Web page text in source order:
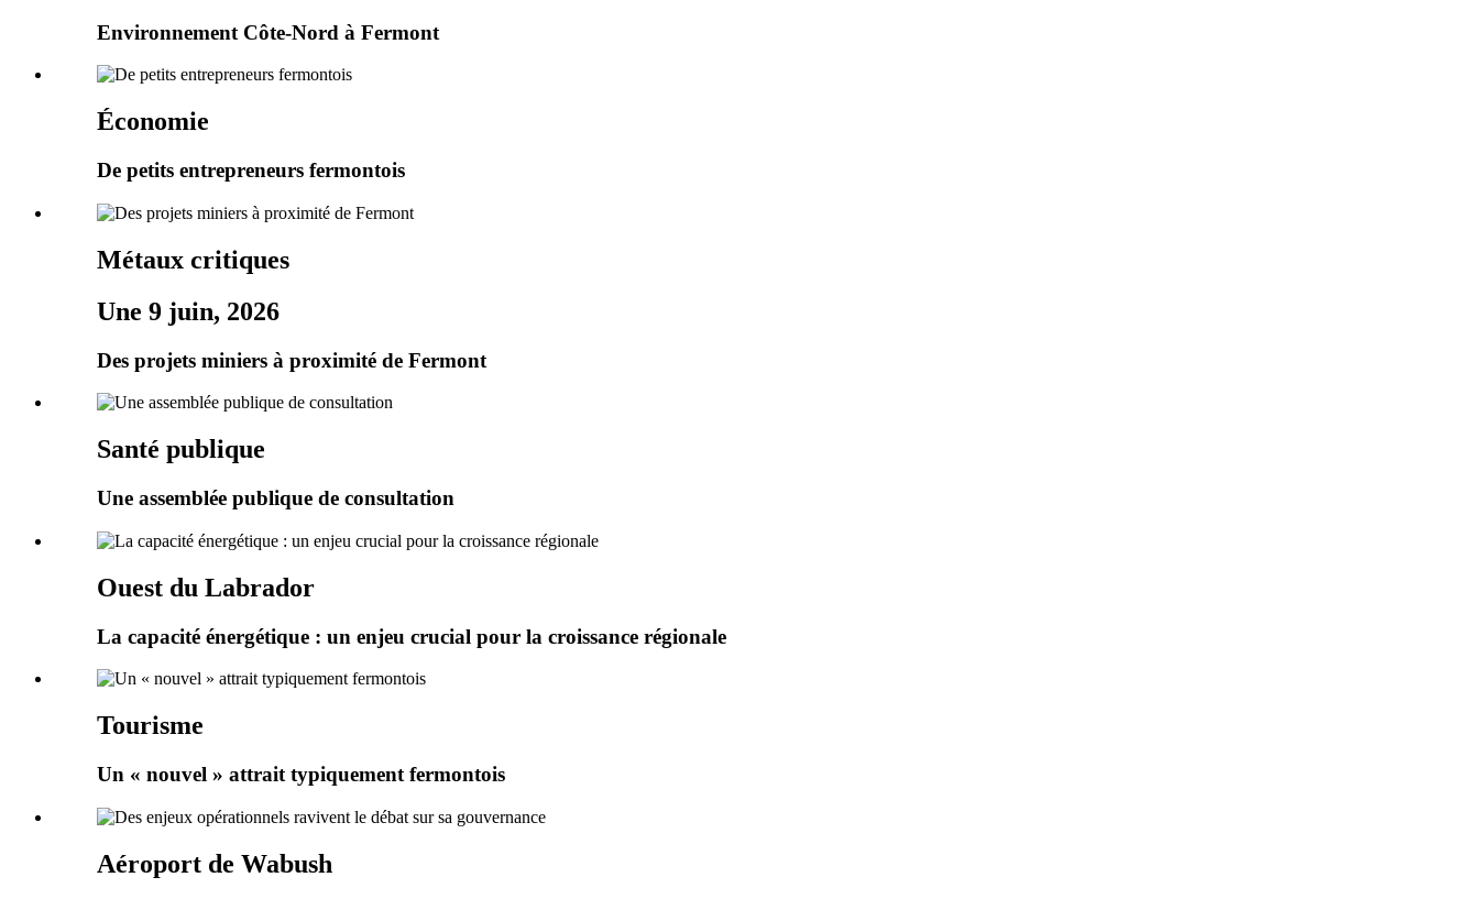
Environnement Côte-Nord à Fermont
Économie
De petits entrepreneurs fermontois
Métaux critiques
Une 9 juin, 2026
Des projets miniers à proximité de Fermont
Santé publique
Une assemblée publique de consultation
Ouest du Labrador
La capacité énergétique : un enjeu crucial pour la croissance régionale
Tourisme
Un « nouvel » attrait typiquement fermontois
Aéroport de Wabush